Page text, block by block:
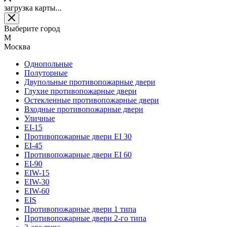
загрузка карты...
Выберите город
М
Москва
Однопольные
Полуторные
Двупольные противопожарные двери
Глухие противопожарные двери
Остекленные противопожарные двери
Входные противопожарные двери
Уличные
EI-15
Противопожарные двери EI 30
EI-45
Противопожарные двери EI 60
EI-90
EIW-15
EIW-30
EIW-60
EIS
Противопожарные двери 1 типа
Противопожарные двери 2-го типа